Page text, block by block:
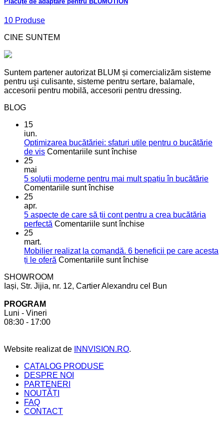
10 Produse
CINE SUNTEM
Suntem partener autorizat BLUM și comercializăm sisteme
pentru uşi culisante, sisteme pentru sertare, balamale,
accesorii pentru mobilă, accesorii pentru dressing.
BLOG
15
iun.
Optimizarea bucătăriei: sfaturi utile pentru o bucătărie
de vis Comentariile sunt închisepentru
sfaturi
bucătărie
de
25
mai
5 soluții moderne pentru mai mult spațiu în bucătărie
Comentariile sunt închisepentru
moderne
pentru
spațiu
în
25
apr.
5 aspecte de care să ții cont pentru a crea bucătăria
perfectă Comentariile sunt închisepentru
de
care
cont
25
mart.
Mobilier realizat la comandă. 6 beneficii pe care acesta
ți le oferă Comentariile sunt închisepentru
la
SHOWROOM
Iași, Str. Jijia, nr. 12, Cartier Alexandru cel Bun
PROGRAM
Luni - Vineri
08:30 - 17:00
Website realizat de INNVISION.RO.
CATALOG PRODUSE
DESPRE NOI
PARTENERI
NOUTĂȚI
FAQ
CONTACT